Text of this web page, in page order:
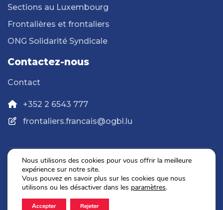
Sections au Luxembourg
Frontalières et frontaliers
ONG Solidarité Syndicale
Contactez-nous
Contact
+352 2 6543 777
frontaliers.francais@ogbl.lu
Politique de confidentialité
Mentions légales
Nous utilisons des cookies pour vous offrir la meilleure
expérience sur notre site.
Vous pouvez en savoir plus sur les cookies que nous
utilisons ou les désactiver dans les paramètres.
Accepter Rejeter